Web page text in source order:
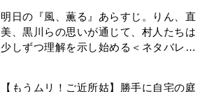
エスカレートして…【第2話】
【もうムリ！ご近所姑】「今日はどこ行
おばさん。毎日監視される生活が始ま